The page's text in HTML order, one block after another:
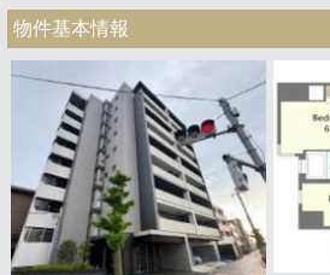
物件基本情報